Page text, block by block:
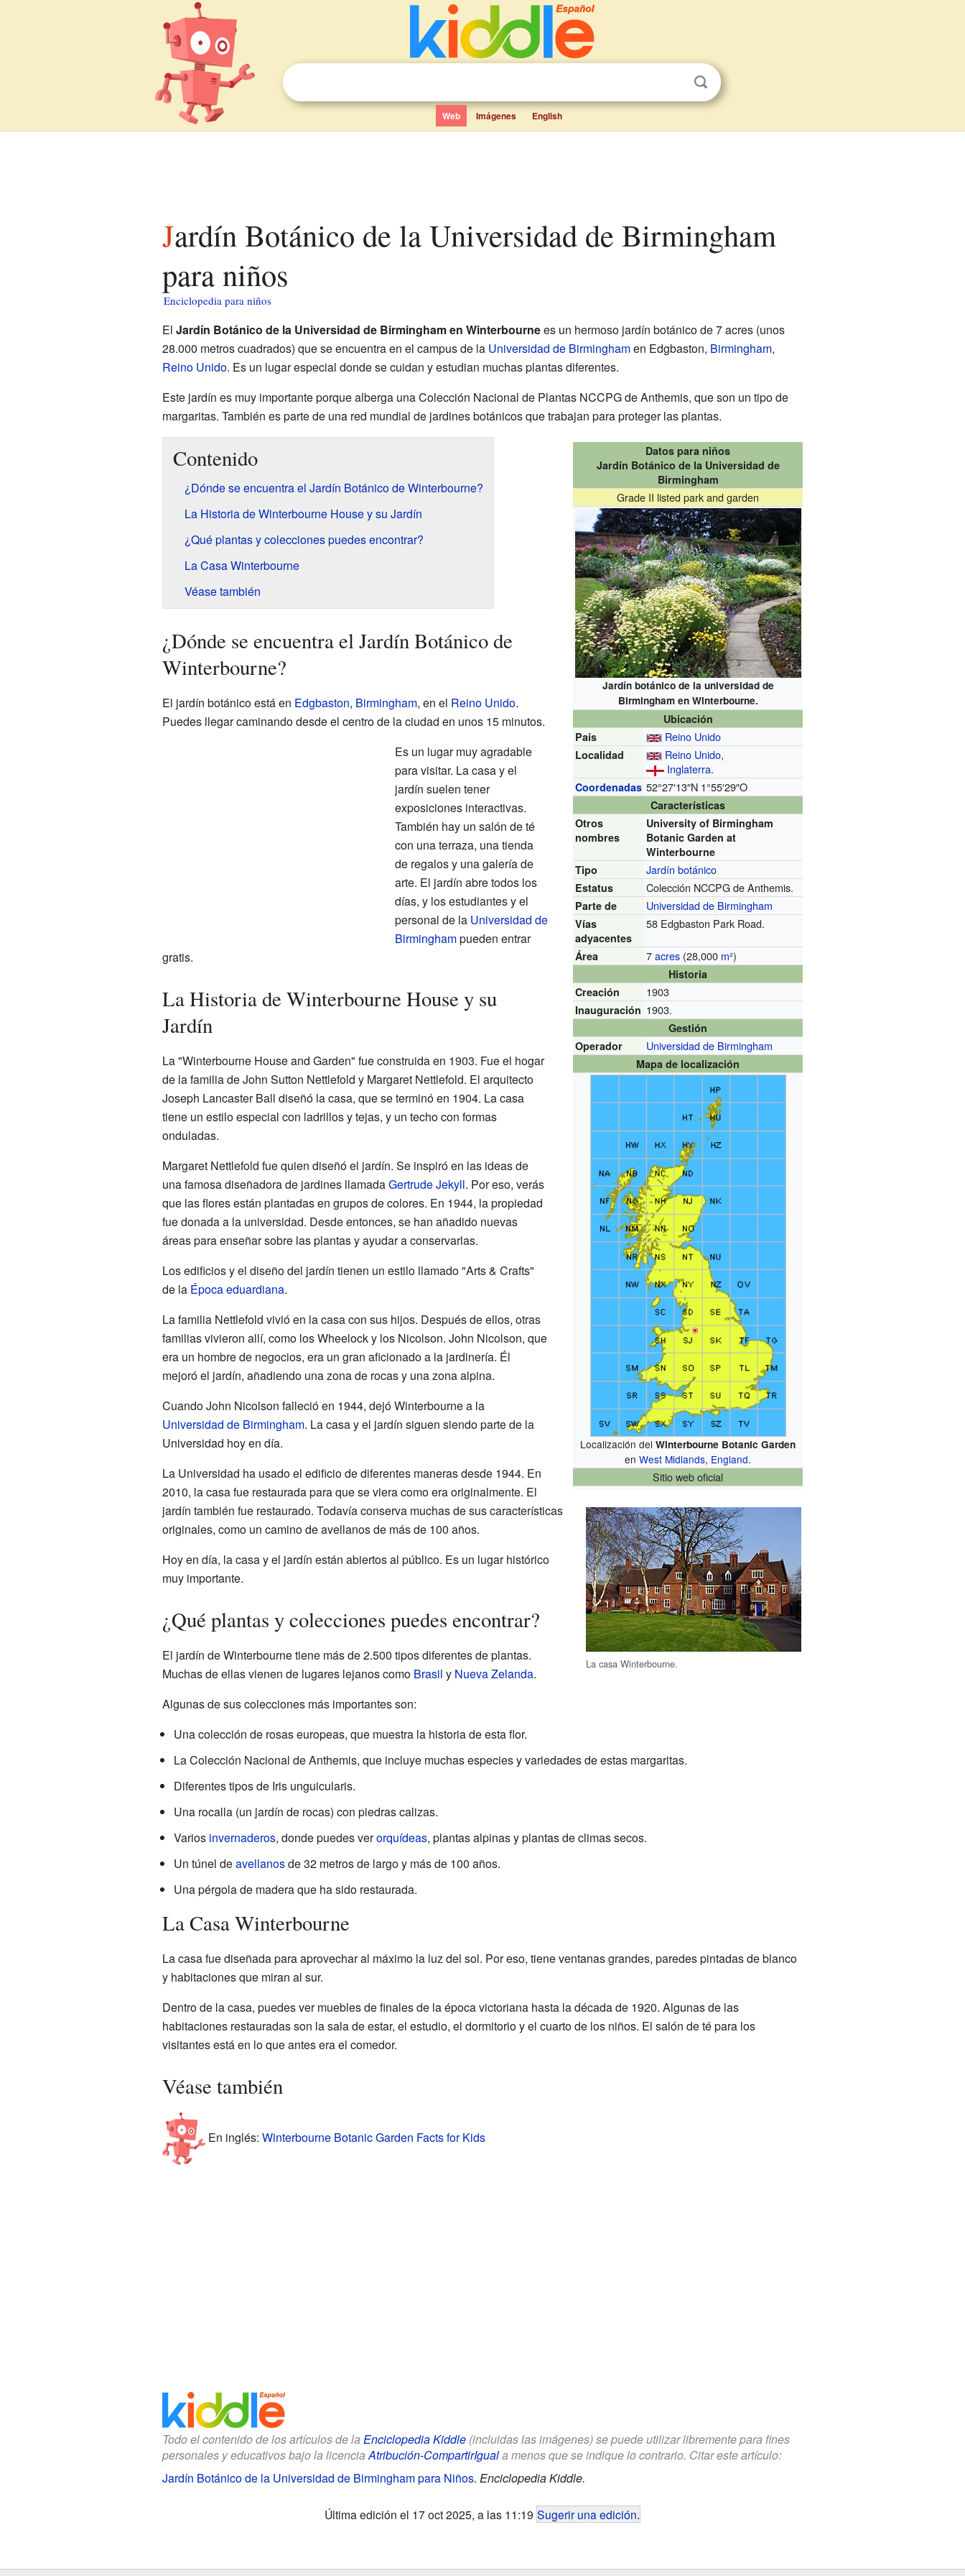
Web Imágenes English
Jardín Botánico de la Universidad de Birmingham
para niños
Enciclopedia para niños
El Jardín Botánico de la Universidad de Birmingham en Winterbournees un hermoso jardín botánico de 7 acres (unos
28.000 metros cuadrados) que se encuentra en el campus de la Universidad de Birminghamen Edgbaston, Birmingham,
Reino Unido. Es un lugar especial donde se cuidan y estudian muchas plantas diferentes.
Este jardín es muy importante porque alberga una Colección Nacional de Plantas NCCPG de Anthemis, que son un tipo de
margaritas. También es parte de una red mundial de jardines botánicos que trabajan para proteger las plantas.
Datos para niños
Jardín Botánico de la Universidad de
Birmingham
Grade II listed park and garden
Jardín botánico de la universidad de
Birmingham en Winterbourne.
Ubicación
País
Reino Unido
Localidad Reino Unido,
Inglaterra.
Coordenadas 52°27′13″N 1°55′29″O
Características
Otros
nombres
University of Birmingham
Botanic Garden at
Winterbourne
Tipo
Jardín botánico
Estatus Colección NCCPG de Anthemis.
Parte de Universidad de Birmingham
Vías
adyacentes
58 Edgbaston Park Road.
Área 7acres (28,000 m²)
Historia
Creación
1903
Inauguración 1903.
Gestión
Operador
Universidad de Birmingham
Mapa de localización
Localización delWinterbourne Botanic Garden
enWest Midlands, England.
Sitio web oficial
Contenido
¿Dónde se encuentra el Jardín Botánico de Winterbourne?
La Historia de Winterbourne House y su Jardín
¿Qué plantas y colecciones puedes encontrar?
La Casa Winterbourne
Véase también
¿Dónde se encuentra el Jardín Botánico de
Winterbourne?
El jardín botánico está en Edgbaston, Birmingham, en el Reino Unido.
Puedes llegar caminando desde el centro de la ciudad en unos 15 minutos.
Es un lugar muy agradable
para visitar. La casa y el
jardín suelen tener
exposiciones interactivas.
También hay un salón de té
con una terraza, una tienda
de regalos y una galería de
arte. El jardín abre todos los
días, y los estudiantes y el
personal de la Universidad de
Birminghampueden entrar
gratis.
La Historia de Winterbourne House y su
Jardín
La "Winterbourne House and Garden" fue construida en 1903. Fue el hogar
de la familia de John Sutton Nettlefold y Margaret Nettlefold. El arquitecto
Joseph Lancaster Ball diseñó la casa, que se terminó en 1904. La casa
tiene un estilo especial con ladrillos y tejas, y un techo con formas
onduladas.
La casa Winterbourne.
Margaret Nettlefold fue quien diseñó el jardín. Se inspiró en las ideas de
una famosa diseñadora de jardines llamadaGertrude Jekyll. Por eso, verás
que las flores están plantadas en grupos de colores. En 1944, la propiedad
fue donada a la universidad. Desde entonces, se han añadido nuevas
áreas para enseñar sobre las plantas y ayudar a conservarlas.
Los edificios y el diseño del jardín tienen un estilo llamado "Arts & Crafts"
de la Época eduardiana.
La familia Nettlefold vivió en la casa con sus hijos. Después de ellos, otras
familias vivieron allí, como los Wheelock y los Nicolson. John Nicolson, que
era un hombre de negocios, era un gran aficionado a la jardinería. Él
mejoró el jardín, añadiendo una zona de rocas y una zona alpina.
Cuando John Nicolson falleció en 1944, dejó Winterbourne a la
Universidad de Birmingham. La casa y el jardín siguen siendo parte de la
Universidad hoy en día.
La Universidad ha usado el edificio de diferentes maneras desde 1944. En
2010, la casa fue restaurada para que se viera como era originalmente. El
jardín también fue restaurado. Todavía conserva muchas de sus características
originales, como un camino de avellanos de más de 100 años.
Hoy en día, la casa y el jardín están abiertos al público. Es un lugar histórico
muy importante.
¿Qué plantas y colecciones puedes encontrar?
El jardín de Winterbourne tiene más de 2.500 tipos diferentes de plantas.
Muchas de ellas vienen de lugares lejanos como Brasil y Nueva Zelanda.
Algunas de sus colecciones más importantes son:
Una colección de rosas europeas, que muestra la historia de esta flor.
La Colección Nacional de Anthemis, que incluye muchas especies y variedades de estas margaritas.
Diferentes tipos de Iris unguicularis.
Una rocalla (un jardín de rocas) con piedras calizas.
Varios invernaderos, donde puedes verorquídeas, plantas alpinas y plantas de climas secos.
Un túnel deavellanosde 32 metros de largo y más de 100 años.
Una pérgola de madera que ha sido restaurada.
La Casa Winterbourne
La casa fue diseñada para aprovechar al máximo la luz del sol. Por eso, tiene ventanas grandes, paredes pintadas de blanco
y habitaciones que miran al sur.
Dentro de la casa, puedes ver muebles de finales de la época victoriana hasta la década de 1920. Algunas de las
habitaciones restauradas son la sala de estar, el estudio, el dormitorio y el cuarto de los niños. El salón de té para los
visitantes está en lo que antes era el comedor.
Véase también
En inglés: Winterbourne Botanic Garden Facts for Kids
Todo el contenido de los artículos de la Enciclopedia Kiddle(incluidas las imágenes) se puede utilizar libremente para fines
personales y educativos bajo la licenciaAtribución-CompartirIguala menos que se indique lo contrario. Citar este artículo:
Jardín Botánico de la Universidad de Birmingham para Niños. Enciclopedia Kiddle.
Última edición el 17 oct 2025, a las 11:19 Sugerir una edición.